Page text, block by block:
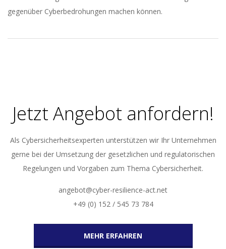
gegenüber Cyberbedrohungen machen können.
Jetzt Angebot anfordern!
Als Cybersicherheitsexperten unterstützen wir Ihr Unternehmen
gerne bei der Umsetzung der gesetzlichen und regulatorischen
Regelungen und Vorgaben zum Thema Cybersicherheit.
angebot@cyber-resilience-act.net
+49 (0) 152 / 545 73 784
MEHR ERFAHREN